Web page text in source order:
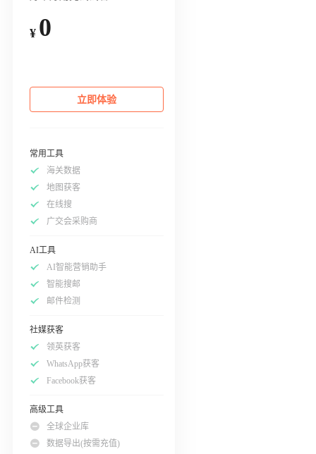
¥ 0
立即体验
常用工具
海关数据
地图获客
在线搜
广交会采购商
AI工具
AI智能营销助手
智能搜邮
邮件检测
社媒获客
领英获客
WhatsApp获客
Facebook获客
高级工具
全球企业库
数据导出(按需充值)